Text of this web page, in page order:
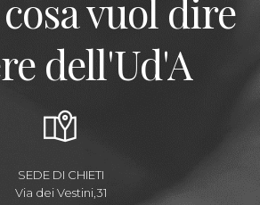
vuol dire
dell'Ud'A
SEDE DI CHIETI
Via dei Vestini,31